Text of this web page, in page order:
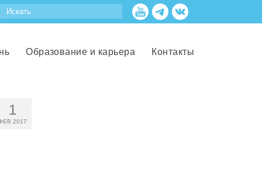
Образование и карьера Контакты
1
2017